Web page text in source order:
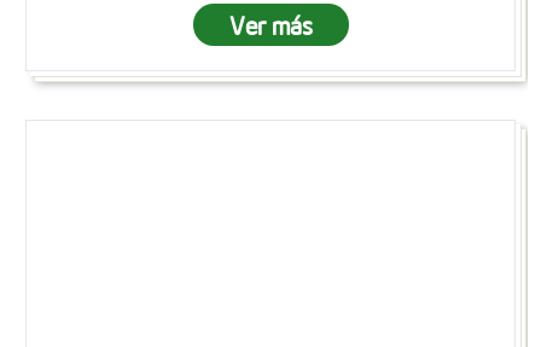
Ver más